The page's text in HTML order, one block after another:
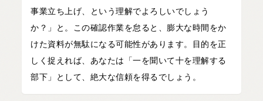
事業立ち上げ、という理解でよろしいでしょう
か？」と。この確認作業を怠ると、膨大な時間をか
けた資料が無駄になる可能性があります。目的を正
しく捉えれば、あなたは「一を聞いて十を理解する
部下」として、絶大な信頼を得るでしょう。